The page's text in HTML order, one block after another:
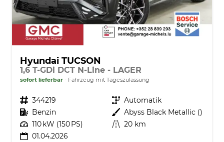
Hyundai TUCSON
1,6 T-GDi DCT N-Line - LAGER
sofort lieferbar Fahrzeug mit Tageszulassung
Fahrzeugnr. 344219 Getriebe Automatik
Kraftstoff Benzin Außenfarbe Abyss Black Metallic ()
Leistung 110 kW (150 PS) Kilometerstand 20 km
01.04.2026